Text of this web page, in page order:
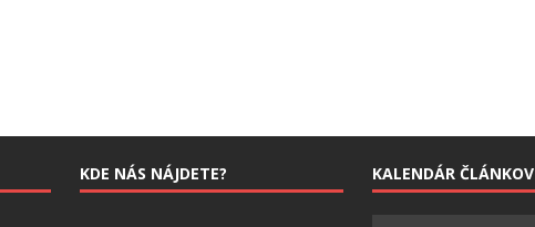
KDE NÁS NÁJDETE? KALENDÁR ČLÁNKOV